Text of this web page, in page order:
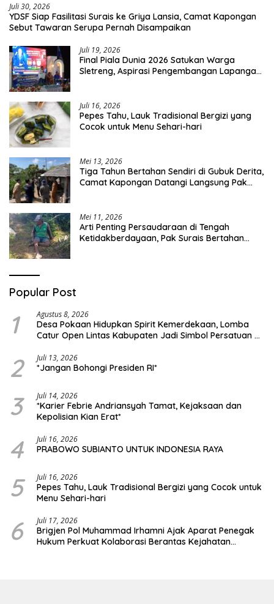
Juli 30, 2026
YDSF Siap Fasilitasi Surais ke Griya Lansia, Camat Kapongan
Sebut Tawaran Serupa Pernah Disampaikan
Juli 19, 2026
Final Piala Dunia 2026 Satukan Warga
Sletreng, Aspirasi Pengembangan Lapangan
Juli 16, 2026
Pepes Tahu, Lauk Tradisional Bergizi yang
Cocok untuk Menu Sehari-hari
Mei 13, 2026
Tiga Tahun Bertahan Sendiri di Gubuk Derita,
Camat Kapongan Datangi Langsung Pak
Mei 11, 2026
Arti Penting Persaudaraan di Tengah
Ketidakberdayaan, Pak Surais Bertahan
Popular Post
1 Agustus 8, 2026
Desa Pokaan Hidupkan Spirit Kemerdekaan, Lomba
Catur Open Lintas Kabupaten Jadi Simbol Persatuan di
2 Juli 13, 2026
*Jangan Bohongi Presiden RI*
3 Juli 14, 2026
*Karier Febrie Andriansyah Tamat, Kejaksaan dan
Kepolisian Kian Erat*
4 Juli 16, 2026
PRABOWO SUBIANTO UNTUK INDONESIA RAYA
5 Juli 16, 2026
Pepes Tahu, Lauk Tradisional Bergizi yang Cocok untuk
Menu Sehari-hari
6 Juli 17, 2026
Brigjen Pol Muhammad Irhamni Ajak Aparat Penegak
Hukum Perkuat Kolaborasi Berantas Kejahatan